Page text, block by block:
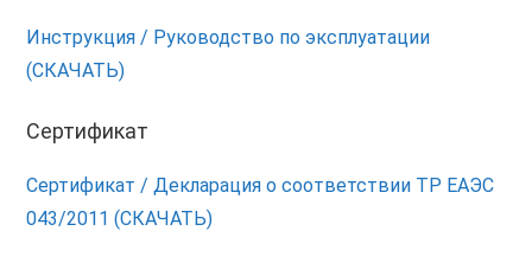
Инструкция / Руководство по эксплуатации
(СКАЧАТЬ)
Сертификат
Сертификат / Декларация о соответствии ТР ЕАЭС
043/2011 (СКАЧАТЬ)